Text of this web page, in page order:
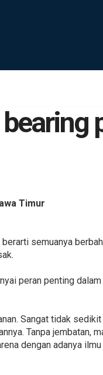
Timur
semuanya
peran penting
Sangat tidak
Tanpa jembatan,
dengan adanya